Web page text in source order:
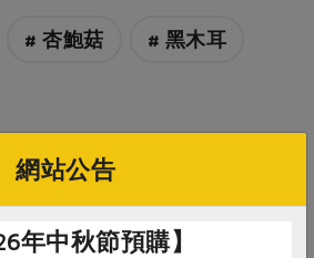
# 杏鮑菇 # 黑木耳
興趣的食譜
網站公告
年中秋節預購】